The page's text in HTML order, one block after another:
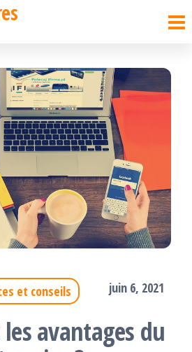
et conseils juin 6, 2021
avantages du